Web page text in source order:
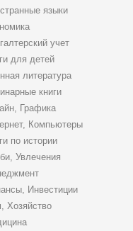
языки
учет
для детей
литература
книги
Графика
Компьютеры
по истории
Увлечения
Инвестиции
Хозяйство